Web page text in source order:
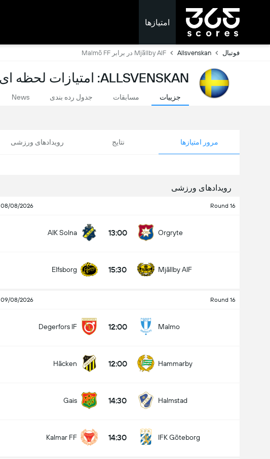
امتیازها
فوتبال Allsvenskan Mjällby AIF در برابر Malmö FF
ALLSVENSKAN: امتیازات لحظه ای
جزییات مسابقات جدول رده بندی News
مرور امتیازها نتایج رویدادهای ورزشی
رویدادهای ورزشی
Round 16
08/08/2026
Orgryte
13:00
AIK Solna
Mjällby AIF
15:30
Elfsborg
Round 16
09/08/2026
Malmo
12:00
Degerfors IF
Hammarby
12:00
Häcken
Halmstad
14:30
Gais
IFK Göteborg
14:30
Kalmar FF